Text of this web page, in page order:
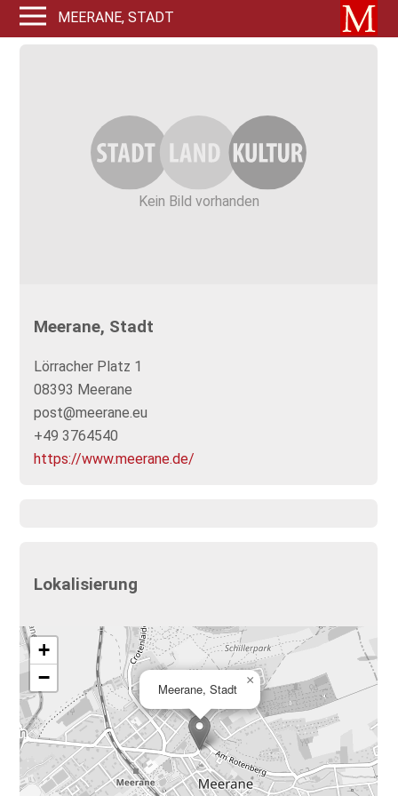
MEERANE, STADT
Kein Bild vorhanden
Meerane, Stadt
Lörracher Platz 1
08393 Meerane
post@meerane.eu
+49 3764540
https://www.meerane.de/
Lokalisierung
Meerane, Stadt
×
+
−